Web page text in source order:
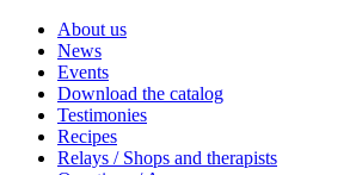
About us
News
Events
Download the catalog
Testimonies
Recipes
Relays / Shops and therapists